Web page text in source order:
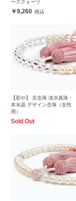
ーズクォーツ
9,260
【彩や】 京念珠 淡水真珠・
本水晶 デザイン念珠（女性
用）
Sold Out